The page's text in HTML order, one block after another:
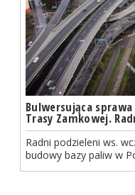
Bulwersująca
Trasy Zamkowej.
Radni podzieleni ws.
budowy bazy paliw w